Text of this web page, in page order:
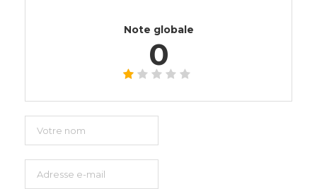
Note globale
0